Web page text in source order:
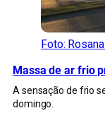
Foto:
Massa de ar frio
A sensação de frio
domingo.